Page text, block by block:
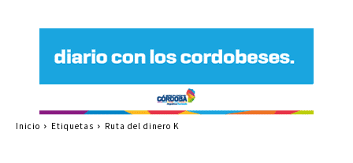
Inicio Etiquetas Ruta del dinero K